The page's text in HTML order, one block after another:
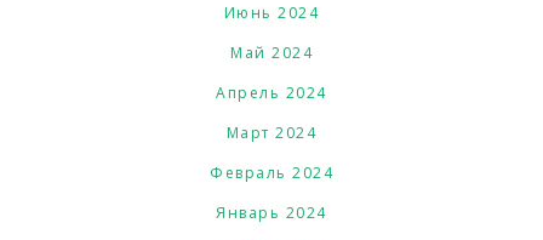
Июнь 2024
Май 2024
Апрель 2024
Март 2024
Февраль 2024
Январь 2024